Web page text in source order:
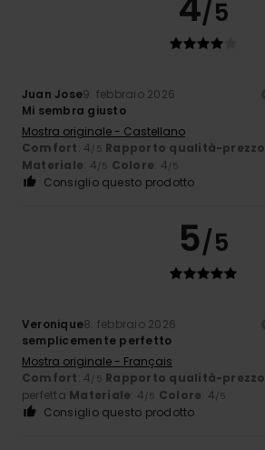
/5
Juan Jose9. febbraio 2026
Mi sembra giusto
Mostra originale - Castellano
Comfort: 4 /5 Rapporto qualità-prezzo
Materiale: 4 /5 Colore: 4 /5
Consiglio questo prodotto
5/5
Veronique8. febbraio 2026
semplicemente perfetto
Mostra originale - Français
Comfort: 4 /5 Rapporto qualità-prezzo
perfetta Materiale: 4 /5 Colore: 4 /5
Consiglio questo prodotto